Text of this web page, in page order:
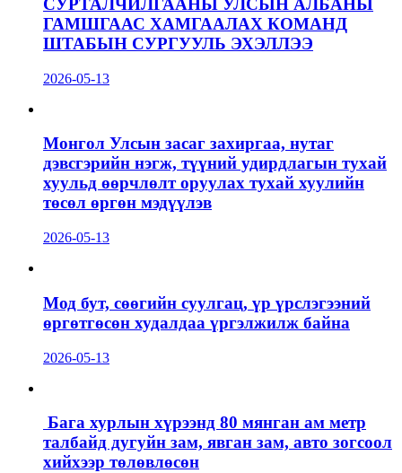
СУРТАЛЧИЛГААНЫ УЛСЫН АЛБАНЫ
ГАМШГААС ХАМГААЛАХ КОМАНД
ШТАБЫН СУРГУУЛЬ ЭХЭЛЛЭЭ
2026-05-13
Монгол Улсын засаг захиргаа, нутаг
дэвсгэрийн нэгж, түүний удирдлагын тухай
хуульд өөрчлөлт оруулах тухай хуулийн
төсөл өргөн мэдүүлэв
2026-05-13
Мод бут, сөөгийн суулгац, үр үрслэгээний
өргөтгөсөн худалдаа үргэлжилж байна
2026-05-13
Бага хурлын хүрээнд 80 мянган ам метр
талбайд дугуйн зам, явган зам, авто зогсоол
хийхээр төлөвлөсөн